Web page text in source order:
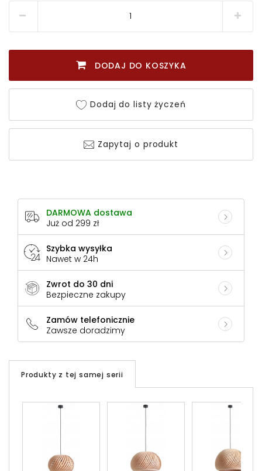
DODAJ DO KOSZYKA
Dodaj do listy życzeń
Zapytaj o produkt
DARMOWA dostawa
Już od 299 zł
Szybka wysyłka
Nawet w 24h
Zwrot do 30 dni
Bezpieczne zakupy
Zamów telefonicznie
Zawsze doradzimy
Produkty z tej samej serii